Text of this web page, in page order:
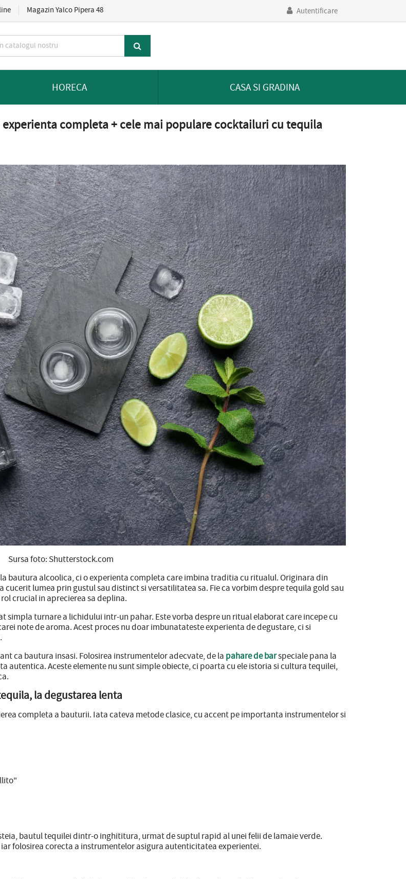
Magazin Yalco Pipera 48 Autentificare
HORECA CASA SI GRADINA
completa + cele mai populare cocktailuri cu tequila
Sursa foto: Shutterstock.com
bautura alcoolica, ci o experienta completa care imbina traditia cu ritualul. Originara din
lumea prin gustul sau distinct si versatilitatea sa. Fie ca vorbim despre tequila gold sau
crucial in aprecierea sa deplina.
simpla turnare a lichidului intr-un pahar. Este vorba despre un ritual elaborat care incepe cu
note de aroma. Acest proces nu doar imbunatateste experienta de degustare, ci si
ca bautura insasi. Folosirea instrumentelor adecvate, de la pahare de barspeciale pana la
Aceste elemente nu sunt simple obiecte, ci poarta cu ele istoria si cultura tequilei,
la degustarea lenta
completa a bauturii. Iata cateva metode clasice, cu accent pe importanta instrumentelor si
bautul tequilei dintr-o inghititura, urmat de suptul rapid al unei felii de lamaie verde.
folosirea corecta a instrumentelor asigura autenticitatea experientei.